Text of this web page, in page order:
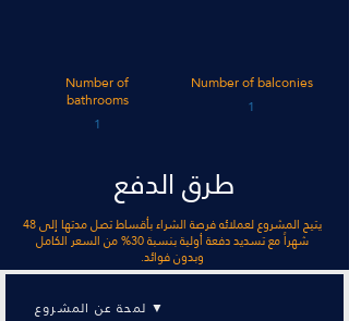
Number of
bathrooms
1
Number of balconies
1
طرق الدفع
يتيح المشروع لعملائه فرصة الشراء بأقساط تصل مدتها إلى 48
شهراً مع تسديد دفعة أولية بنسبة 30% من السعر الكامل
وبدون فوائد.
لمحة عن المشروع ▼